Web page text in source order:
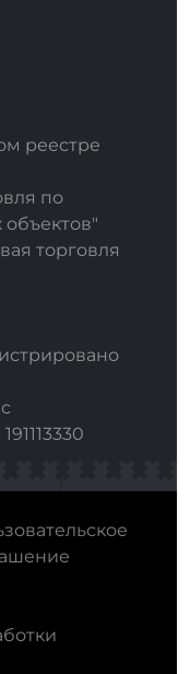
реестре
по
торговля